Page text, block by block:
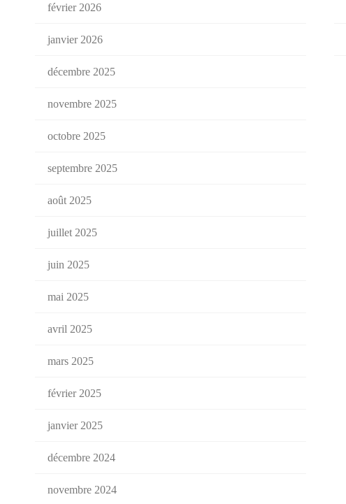
février 2026
janvier 2026
décembre 2025
novembre 2025
octobre 2025
septembre 2025
août 2025
juillet 2025
juin 2025
mai 2025
avril 2025
mars 2025
février 2025
janvier 2025
décembre 2024
novembre 2024